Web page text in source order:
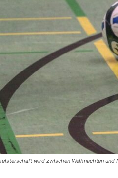
wird zwischen Weihnachten und